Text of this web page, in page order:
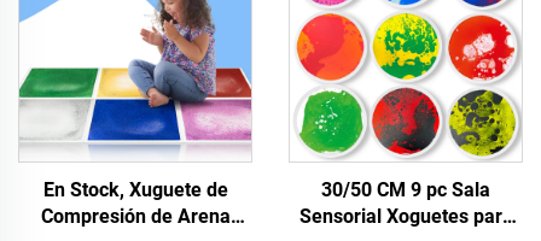
En Stock, Xuguete de
Compresión de Arena
30/50 CM 9 pc Sala
Sensorial Xoguetes para